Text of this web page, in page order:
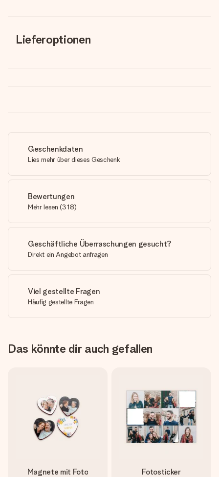
Lieferoptionen
Geschenkdaten
Lies mehr über dieses Geschenk
Bewertungen
Mehr lesen (318)
Geschäftliche Überraschungen gesucht?
Direkt ein Angebot anfragen
Viel gestellte Fragen
Häufig gestellte Fragen
Das könnte dir auch gefallen
Magnete mit Foto Fotosticker